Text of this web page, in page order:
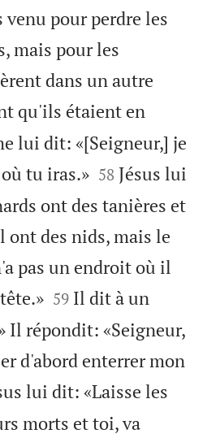
pour perdre les
mais pour les
dans un autre
qu'ils étaient en
lui dit: «[Seigneur,] je
tu iras.»
58 Jésus lui
ont des tanières et
ont des nids, mais le
pas un endroit où il

59 Il dit à un
Il répondit: «Seigneur,
d'abord enterrer mon
lui dit: «Laisse les
morts et toi, va